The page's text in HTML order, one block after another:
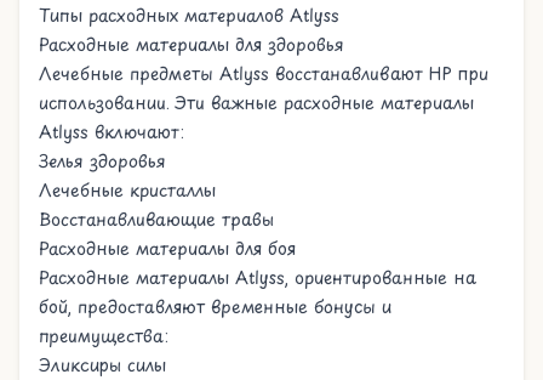
Типы расходных материалов Atlyss
Расходные материалы для здоровья
Лечебные предметы Atlyss восстанавливают HP при
использовании. Эти важные расходные материалы
Atlyss включают:
Зелья здоровья
Лечебные кристаллы
Восстанавливающие травы
Расходные материалы для боя
Расходные материалы Atlyss, ориентированные на
бой, предоставляют временные бонусы и
преимущества:
Эликсиры силы